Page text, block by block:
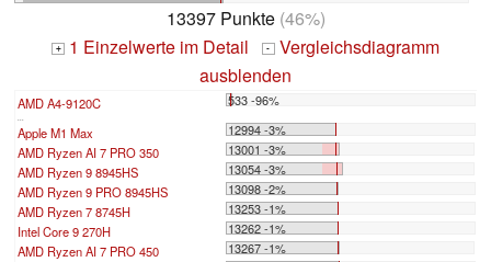
13397 Punkte(46%)
+ 1 Einzelwerte im Detail - Vergleichsdiagramm
ausblenden
AMD A4-9120C 533 -96%
Apple M1 Max
12994 -3%
AMD Ryzen AI 7 PRO 350
13001 -3%
AMD Ryzen 9 8945HS
13054 -3%
AMD Ryzen 9 PRO 8945HS
13098 -2%
AMD Ryzen 7 8745H
13253 -1%
Intel Core 9 270H
13262 -1%
AMD Ryzen AI 7 PRO 450
13267 -1%